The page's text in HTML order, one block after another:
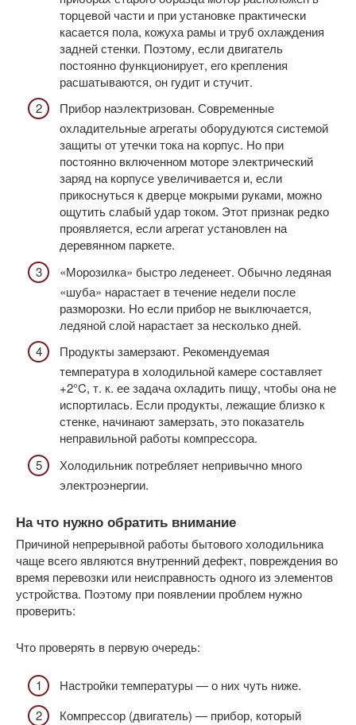
торцевой части и при установке практически
касается пола, кожуха рамы и труб охлаждения
задней стенки. Поэтому, если двигатель
постоянно функционирует, его крепления
расшатываются, он гудит и стучит.
Прибор наэлектризован. Современные
охладительные агрегаты оборудуются системой
защиты от утечки тока на корпус. Но при
постоянно включенном моторе электрический
заряд на корпусе увеличивается и, если
прикоснуться к дверце мокрыми руками, можно
ощутить слабый удар током. Этот признак редко
проявляется, если агрегат установлен на
деревянном паркете.
«Морозилка» быстро леденеет. Обычно ледяная
«шуба» нарастает в течение недели после
разморозки. Но если прибор не выключается,
ледяной слой нарастает за несколько дней.
Продукты замерзают. Рекомендуемая
температура в холодильной камере составляет
+2°C, т. к. ее задача охладить пищу, чтобы она не
испортилась. Если продукты, лежащие близко к
стенке, начинают замерзать, это показатель
неправильной работы компрессора.
Холодильник потребляет непривычно много
электроэнергии.
На что нужно обратить внимание
Причиной непрерывной работы бытового холодильника
чаще всего являются внутренний дефект, повреждения во
время перевозки или неисправность одного из элементов
устройства. Поэтому при появлении проблем нужно
проверить:
Что проверять в первую очередь:
Настройки температуры — о них чуть ниже.
Компрессор (двигатель) — прибор, который